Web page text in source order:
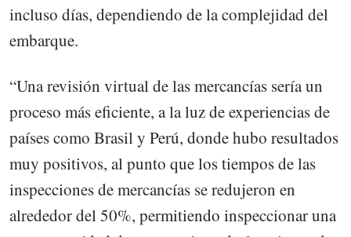
incluso días, dependiendo de la complejidad del
embarque.
“Una revisión virtual de las mercancías sería un
proceso más eficiente, a la luz de experiencias de
países como Brasil y Perú, donde hubo resultados
muy positivos, al punto que los tiempos de las
inspecciones de mercancías se redujeron en
alrededor del 50%, permitiendo inspeccionar una